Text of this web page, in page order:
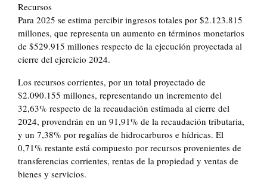
Recursos
Para 2025 se estima percibir ingresos totales por $2.123.815
millones, que representa un aumento en términos monetarios
de $529.915 millones respecto de la ejecución proyectada al
cierre del ejercicio 2024.
Los recursos corrientes, por un total proyectado de
$2.090.155 millones, representando un incremento del
32,63% respecto de la recaudación estimada al cierre del
2024, provendrán en un 91,91% de la recaudación tributaria,
y un 7,38% por regalías de hidrocarburos e hídricas. El
0,71% restante está compuesto por recursos provenientes de
transferencias corrientes, rentas de la propiedad y ventas de
bienes y servicios.